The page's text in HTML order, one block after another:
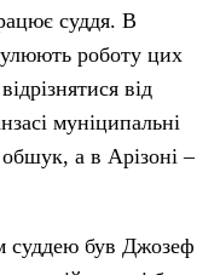
суддя. В
роботу цих
від
муніципальні
а в Арізоні –
суддею був Джозеф